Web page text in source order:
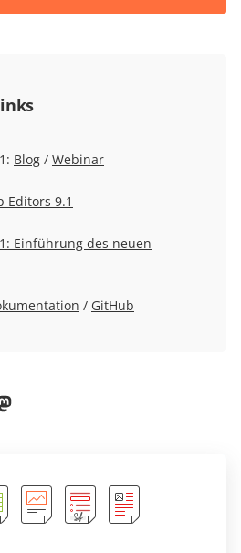
Blog / Webinar
Editors 9.1
Einführung des neuen
/ GitHub